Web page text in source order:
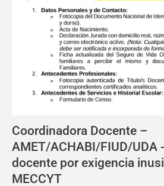
Coordinadora Docente –
AMET/ACHABI/FIUD/UDA
docente por exigencia
MECCYT